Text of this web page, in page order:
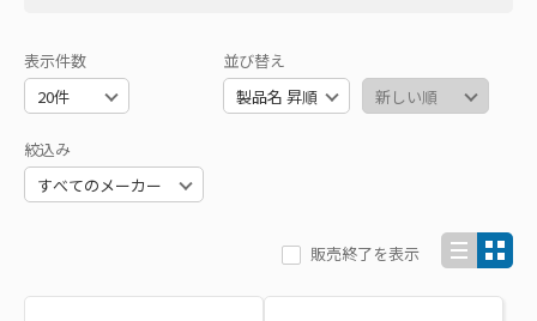
表示件数 並び替え
絞込み
販売終了を表示